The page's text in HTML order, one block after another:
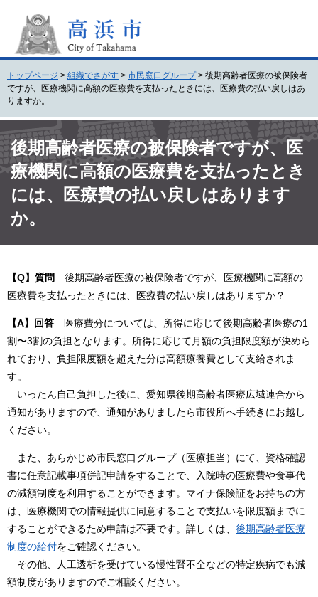
頭
で
飛
ば
本
文
へ
トップページ > 組織でさがす > 市民窓口グループ > 後期高齢者医療の被保険者
ですが、医療機関に高額の医療費を支払ったときには、医療費の払い戻しはあ
りますか。
文後期高齢者医療の被保険者ですが、医
療機関に高額の医療費を支払ったとき
には、医療費の払い戻しはあります
か。
【Q】質問 後期高齢者医療の被保険者ですが、医療機関に高額の
医療費を支払ったときには、医療費の払い戻しはありますか？
【A】回答
医療費分については、所得に応じて後期高齢者医療の1
割〜3割の負担となります。所得に応じて月額の負担限度額が決めら
れており、負担限度額を超えた分は高額療養費として支給されま
す。
いったん自己負担した後に、愛知県後期高齢者医療広域連合から
通知がありますので、通知がありましたら市役所へ手続きにお越し
ください。
また、あらかじめ市民窓口グループ（医療担当）にて、資格確認
書に任意記載事項併記申請をすることで、入院時の医療費や食事代
の減額制度を利用することができます。マイナ保険証をお持ちの方
は、医療機関での情報提供に同意することで支払いを限度額までに
することができるため申請は不要です。詳しくは、 後期高齢者医療
制度の給付​をご確認ください。
その他、人工透析を受けている慢性腎不全などの特定疾病でも減
額制度がありますのでご相談ください。